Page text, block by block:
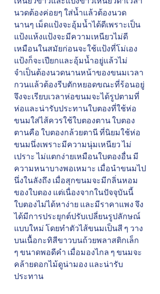
นวดต้องค่อยๆ ใส่น้ำแล้วต้องนวด
นานๆ เม็ดแป้งจะอุ้มน้ำได้ดีเพราะเป็น
แป้งแห้งแป้งจะมีความเหนียวไม่ดี
เหมือนในสมัยก่อนจะใช้แป้งที่โม่เอง
แป้งก็จะเปียกและอุ้มน้ำอยู่แล้วไม่
จำเป็นต้องนวดนานหน้าของขนมเวลา
กวนแล้วต้องรีบตักหยอดขณะที่ร้อนอยู่
จึงจะเรียบเวลาห่อขนมจะได้รูปตามที่
ห่อและน่ารับประทานใบตองที่ใช้ห่อ
ขนมใส่ไส้ควรใช้ใบตองตาน ใบตอง
ตานคือ ใบตองกล้วยตานี ที่นิยมใช้ห่อ
ขนมนึ่งเพราะมีความนุ่มเหนียว ไม่
เปราะ ไม่แตกง่ายเหมือนใบตองอื่น มี
ความหนาบางพอเหมาะ เมื่อนำขนมไป
นึ่งในลังถึง เมื่อสุกขนมจะมีกลิ่นหอม
ของใบตอง แต่เนื่องจากในปัจจุบันนี้
ใบตองไม่ได้หาง่าย และมีราคาแพง จึง
ได้มีการประยุกต์ปรับเปลี่ยนรูปลักษณ์
แบบใหม่ โดยทำตัวไส้ขนมเป็นสี ๆ วาง
บนเนื้อกะทิสีขาวบนถ้วยพลาสติกเล็ก
ๆ ขนาดพอดีคำ เมื่อมองไกล ๆ ขนมจะ
คล้ายดอกไม้ดูน่ามอง และน่ารับ
ประทาน